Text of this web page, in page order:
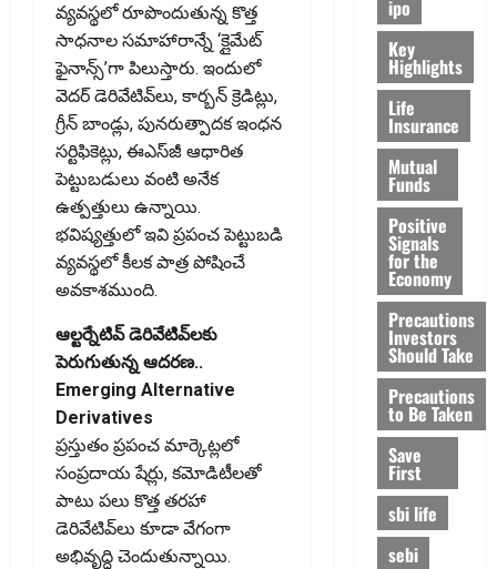
వ్యవస్థలో రూపొందుతున్న కొత్త
సాధనాల సమాహారాన్నే ‘క్లైమేట్‌
ఫైనాన్స్‌’గా పిలుస్తారు. ఇందులో
వెదర్‌ డెరివేటివ్‌లు, కార్బన్‌ క్రెడిట్లు,
గ్రీన్‌ బాండ్లు, పునరుత్పాదక ఇంధన
సర్టిఫికెట్లు, ఈఎస్‌జీ ఆధారిత
పెట్టుబడులు వంటి అనేక
ఉత్పత్తులు ఉన్నాయి.
భవిష్యత్తులో ఇవి ప్రపంచ పెట్టుబడి
వ్యవస్థలో కీలక పాత్ర పోషించే
అవకాశముంది.
ఆల్టర్నేటివ్‌ డెరివేటివ్‌లకు
పెరుగుతున్న ఆదరణ..
Emerging Alternative
Derivatives
ప్రస్తుతం ప్రపంచ మార్కెట్లలో
సంప్రదాయ షేర్లు, కమోడిటీలతో
పాటు పలు కొత్త తరహా
డెరివేటివ్‌లు కూడా వేగంగా
అభివృద్ధి చెందుతున్నాయి.
ipo
Key
Highlights
Life
Insurance
Mutual
Funds
Positive
Signals
for the
Economy
Precautions
Investors
Should Take
Precautions
to Be Taken
Save
First
sbi life
sebi